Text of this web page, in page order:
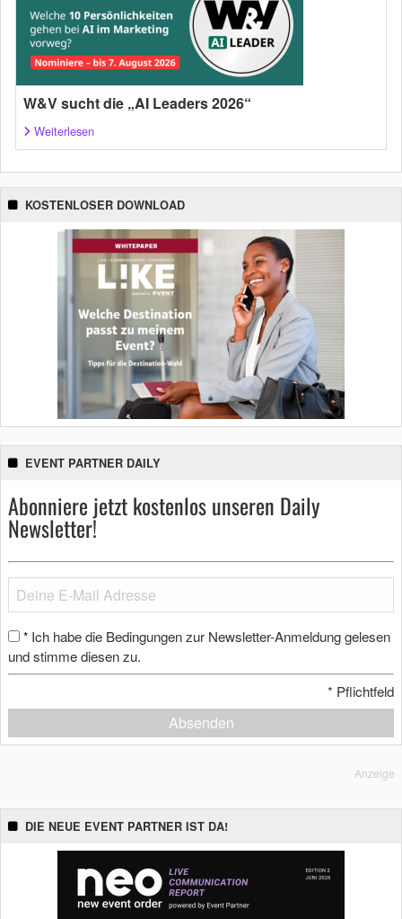
W&V sucht die „AI Leaders 2026“
Weiterlesen
KOSTENLOSER DOWNLOAD
EVENT PARTNER DAILY
Abonniere jetzt kostenlos unseren Daily
Newsletter!
* Ich habe die Bedingungen zur Newsletter-Anmeldung gelesen
und stimme diesen zu.
* Pflichtfeld
Absenden
Anzeige
DIE NEUE EVENT PARTNER IST DA!